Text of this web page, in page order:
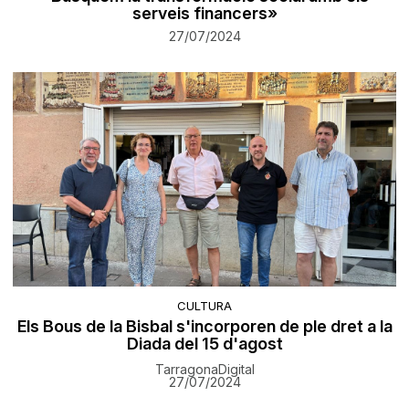
serveis financers»
27/07/2024
CULTURA
Els Bous de la Bisbal s'incorporen de ple dret a la
Diada del 15 d'agost
TarragonaDigital
27/07/2024